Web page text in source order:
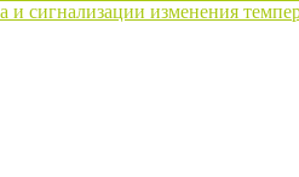
сигнализации изменения